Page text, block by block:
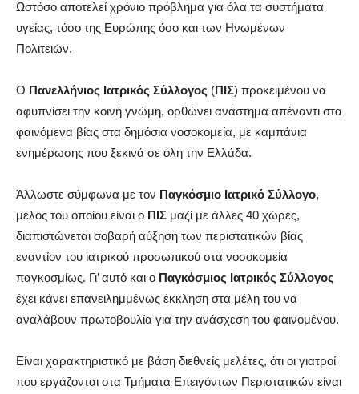
Ωστόσο αποτελεί χρόνιο πρόβλημα για όλα τα συστήματα
υγείας, τόσο της Ευρώπης όσο και των Ηνωμένων
Πολιτειών.
Ο Πανελλήνιος Ιατρικός Σύλλογος (ΠΙΣ) προκειμένου να
αφυπνίσει την κοινή γνώμη, ορθώνει ανάστημα απέναντι στα
φαινόμενα βίας στα δημόσια νοσοκομεία, με καμπάνια
ενημέρωσης που ξεκινά σε όλη την Ελλάδα.
Άλλωστε σύμφωνα με τον Παγκόσμιο Ιατρικό Σύλλογο,
μέλος του οποίου είναι ο ΠΙΣ μαζί με άλλες 40 χώρες,
διαπιστώνεται σοβαρή αύξηση των περιστατικών βίας
εναντίον του ιατρικού προσωπικού στα νοσοκομεία
παγκοσμίως. Γι’ αυτό και ο Παγκόσμιος Ιατρικός Σύλλογος
έχει κάνει επανειλημμένως έκκληση στα μέλη του να
αναλάβουν πρωτοβουλία για την ανάσχεση του φαινομένου.
Είναι χαρακτηριστικό με βάση διεθνείς μελέτες, ότι οι γιατροί
που εργάζονται στα Τμήματα Επειγόντων Περιστατικών είναι